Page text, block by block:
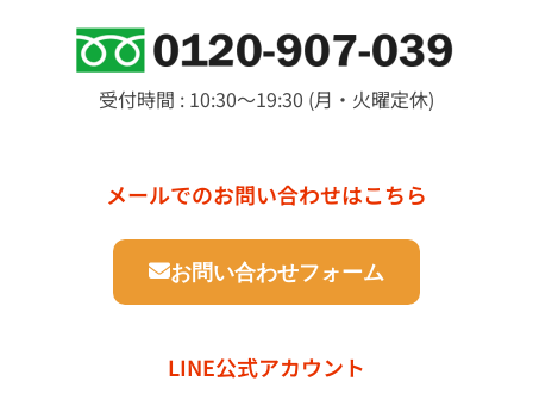
受付時間 : 10:30～19:30 (月・火曜定休)
メールでのお問い合わせはこちら
お問い合わせフォーム
LINE公式アカウント